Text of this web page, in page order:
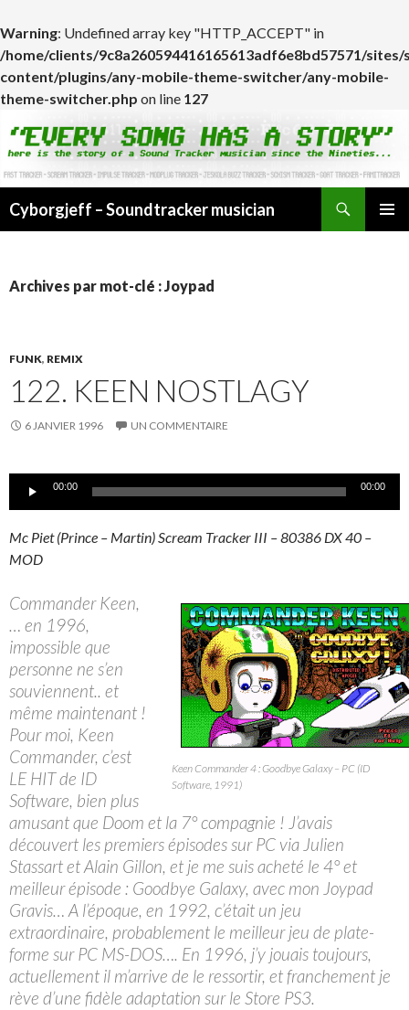
Warning: Undefined array key "HTTP_ACCEPT" in
/home/clients/9c8a260594416165613adf6e8bd57571/
content/plugins/any-mobile-theme-switcher/any-mobile-
theme-switcher.php on line 127
Cyborgjeff – Soundtracker musician
Archives par mot-clé : Joypad
FUNK, REMIX
122. KEEN NOSTLAGY
6 JANVIER 1996 UN COMMENTAIRE
Lecteur00:00 00:00
Mc Piet (Prince – Martin) Scream Tracker III – 80386 DX 40 –
MOD
Keen Commander 4 : Goodbye Galaxy – PC (ID
Software, 1991)
Commander Keen,
… en 1996,
impossible que
personne ne s’en
souviennent.. et
même maintenant !
Pour moi, Keen
Commander, c’est
LE HIT de ID
Software, bien plus
amusant que Doom et la 7° compagnie ! J’avais
découvert les premiers épisodes sur PC via Julien
Stassart et Alain Gillon, et je me suis acheté le 4° et
meilleur épisode : Goodbye Galaxy, avec mon Joypad
Gravis… A l’époque, en 1992, c’était un jeu
extraordinaire, probablement le meilleur jeu de plate-
forme sur PC MS-DOS…. En 1996, j’y jouais toujours,
actuellement il m’arrive de le ressortir, et franchement je
rève d’une fidèle adaptation sur le Store PS3.